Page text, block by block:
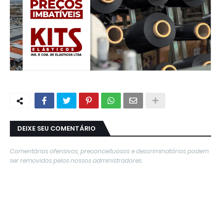
DEIXE SEU COMENTÁRIO
Comentários ofensivos, preconceituosos e descriminatórios podem
ser removidos pelos nossos administradores.